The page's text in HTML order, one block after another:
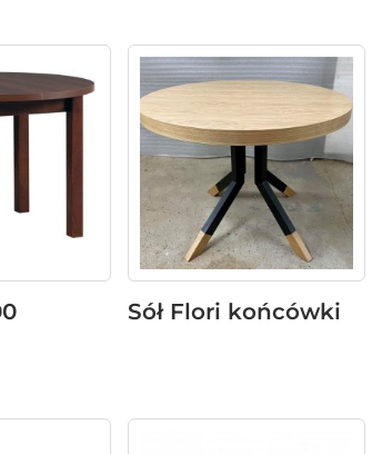
Sół Flori końcówki